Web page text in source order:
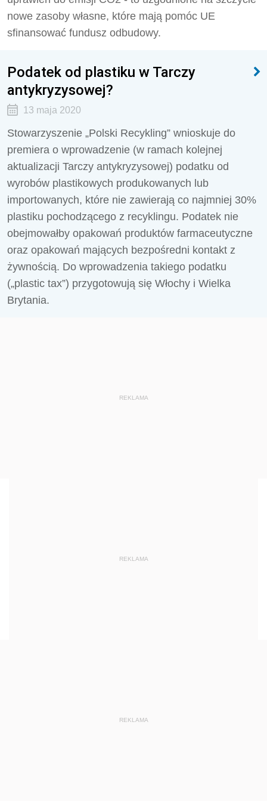
nowe zasoby własne, które mają pomóc UE
sfinansować fundusz odbudowy.
Podatek od plastiku w Tarczy
antykryzysowej?
13 maja 2020
Stowarzyszenie „Polski Recykling” wnioskuje do
premiera o wprowadzenie (w ramach kolejnej
aktualizacji Tarczy antykryzysowej) podatku od
wyrobów plastikowych produkowanych lub
importowanych, które nie zawierają co najmniej 30%
plastiku pochodzącego z recyklingu. Podatek nie
obejmowałby opakowań produktów farmaceutyczne
oraz opakowań mających bezpośredni kontakt z
żywnością. Do wprowadzenia takiego podatku
(„plastic tax”) przygotowują się Włochy i Wielka
Brytania.
REKLAMA
REKLAMA
REKLAMA